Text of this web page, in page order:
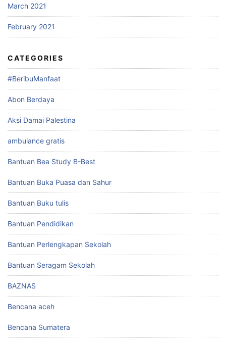
March 2021
February 2021
CATEGORIES
#BeribuManfaat
Abon Berdaya
Aksi Damai Palestina
ambulance gratis
Bantuan Bea Study B-Best
Bantuan Buka Puasa dan Sahur
Bantuan Buku tulis
Bantuan Pendidikan
Bantuan Perlengkapan Sekolah
Bantuan Seragam Sekolah
BAZNAS
Bencana aceh
Bencana Sumatera